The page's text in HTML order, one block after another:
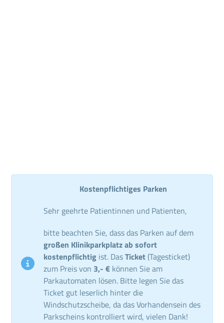
Kostenpflichtiges Parken
Sehr geehrte Patientinnen und Patienten,
bitte beachten Sie, dass das Parken auf dem
großen Klinikparkplatz ab sofort
kostenpflichtig ist. DasTicket (Tagesticket)
zum Preis von 3,- € können Sie am
Parkautomaten lösen. Bitte legen Sie das
Ticket gut leserlich hinter die
Windschutzscheibe, da das Vorhandensein des
Parkscheins kontrolliert wird, vielen Dank!